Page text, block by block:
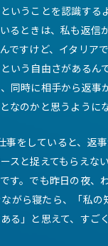
いうことを認識する
るときは、私も返信
ですけど、イタリア
いう自由さがあるん
同時に相手から返事
なのかと思うように
事をしていると、返
スと捉えてもらえな
す。でも昨日の夜、
がら寝たら、「私の
る」と思えて、すご